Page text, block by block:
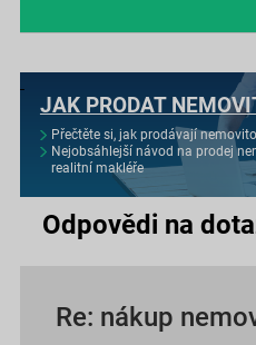
JAK PRODAT
Přečtěte si, jak prodávají
Nejobsáhlejší návod na prodej
realitní makléře
Odpovědi na
Re: nákup